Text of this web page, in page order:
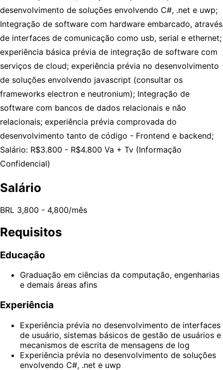
desenvolvimento de soluções envolvendo C#, .net e uwp;
Integração de software com hardware embarcado, através
de interfaces de comunicação como usb, serial e ethernet;
experiência básica prévia de integração de software com
serviços de cloud; experiência prévia no desenvolvimento
de soluções envolvendo javascript (consultar os
frameworks electron e neutronium); Integração de
software com bancos de dados relacionais e não
relacionais; experiência prévia comprovada do
desenvolvimento tanto de código - Frontend e backend;
Salário: R$3.800 - R$4.800 Va + Tv (Informação
Confidencial)
Salário
BRL 3,800 - 4,800/mês
Requisitos
Educação
Graduação em ciências da computação, engenharias
e demais áreas afins
Experiência
Experiência prévia no desenvolvimento de interfaces
de usuário, sistemas básicos de gestão de usuários e
mecanismos de escrita de mensagens de log
Experiência prévia no desenvolvimento de soluções
envolvendo C#, .net e uwp